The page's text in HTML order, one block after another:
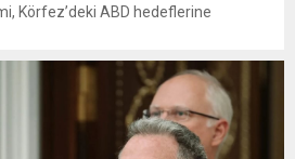
Körfez’deki ABD hedeflerine
İran’ın Hürmüz Boğazı’nda